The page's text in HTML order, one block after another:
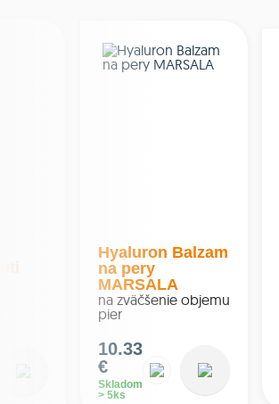
Hyaluron Balzam
na pery
MARSALA
na zväčšenie objemu
pier
10.33
€
Skladom
> 5ks